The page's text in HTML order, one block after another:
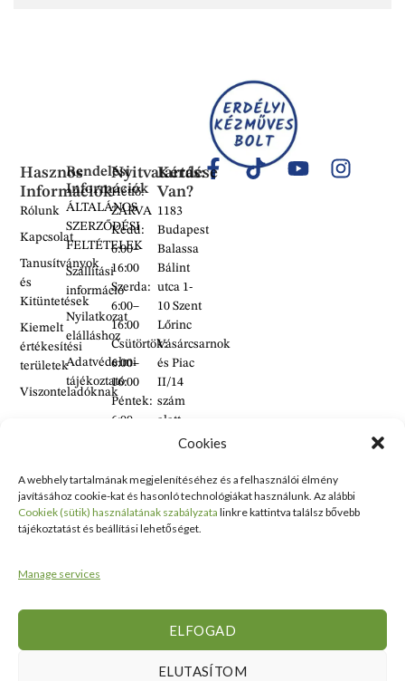
Cookies
A webhely tartalmának megjelenítéséhez és a felhasználói élmény
javításához cookie-kat és hasonló technológiákat használunk. Az alábbi
Cookiek (sütik) használatának szabályzata linkre kattintva találsz bővebb
tájékoztatást és beállítási lehetőséget.
Manage services
ELFOGAD
ELUTASÍTOM
Hasznos
Információk
Rólunk
Kapcsolat
Tanusítványok
és
Kitüntetések
Kiemelt
értékesítési
területek
Viszonteladóknak
Rendelési
Információk
ÁLTALÁNOS
SZERZŐDÉSI
FELTÉTELEK
Szállítási
információ
Nyilatkozat
elálláshoz
Adatvédelmi
tájékoztató
Kérdése
Van?
1183
Budapest
Balassa
Bálint
utca 1-
10 Szent
Lőrinc
Vásárcsarnok
és Piac
II/14
szám
alatt
található
+36 30
938
2626
Nyitvatartás:
Hétfő:
ZÁRVA
Kedd:
6:00–
16:00
Szerda:
6:00–
16:00
Csütörtök:
6:00–
16:00
Péntek:
6:00–
6:00–
14:00
Vasárnap:
ZÁRVA